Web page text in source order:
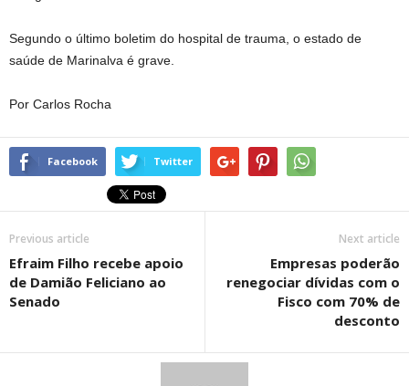
Segundo o último boletim do hospital de trauma, o estado de
saúde de Marinalva é grave.
Por Carlos Rocha
Facebook Twitter
Previous article
Efraim Filho recebe apoio
de Damião Feliciano ao
Senado
Next article
Empresas poderão
renegociar dívidas com o
Fisco com 70% de
desconto